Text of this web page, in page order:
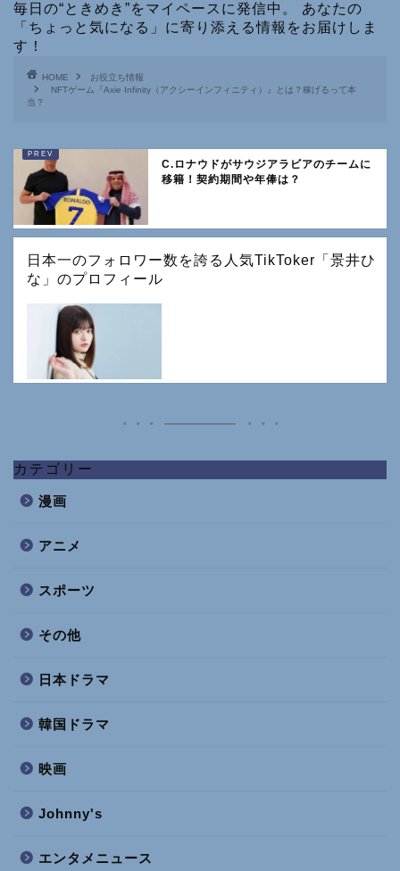
毎日の“ときめき”をマイペースに発信中。 あなたの
「ちょっと気になる」に寄り添える情報をお届けしま
す！
HOME
お役立ち情報
NFTゲーム『Axie Infinity（アクシーインフィニティ）』とは？稼げるって本
当？
C.ロナウドがサウジアラビアのチームに
移籍！契約期間や年俸は？
日本一のフォロワー数を誇る人気TikToker「景井ひ
な」のプロフィール
カテゴリー
漫画
アニメ
スポーツ
その他
日本ドラマ
韓国ドラマ
映画
Johnny's
エンタメニュース